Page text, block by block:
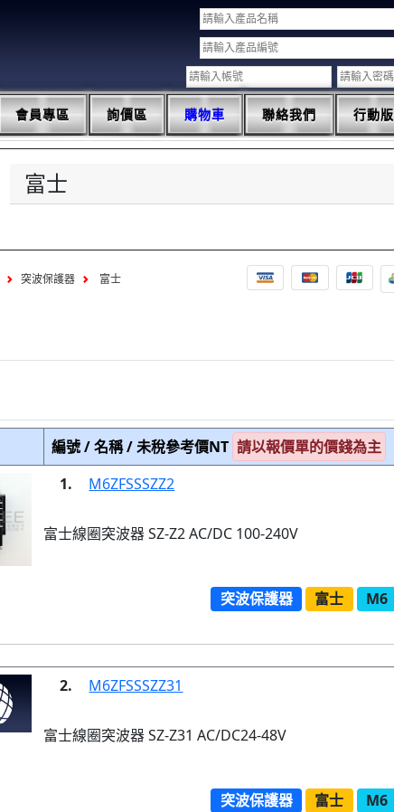
會員專區 詢價區 購物車 聯絡我們 行動版
富士
突波保護器 富士
編號 / 名稱 / 未稅參考價NT 請以報價單的價錢為主
1.
M6ZFSSSZZ2
富士線圈突波器 SZ-Z2 AC/DC 100-240V
突波保護器 富士 M6
2. M6ZFSSSZZ31
富士線圈突波器 SZ-Z31 AC/DC24-48V
突波保護器 富士 M6